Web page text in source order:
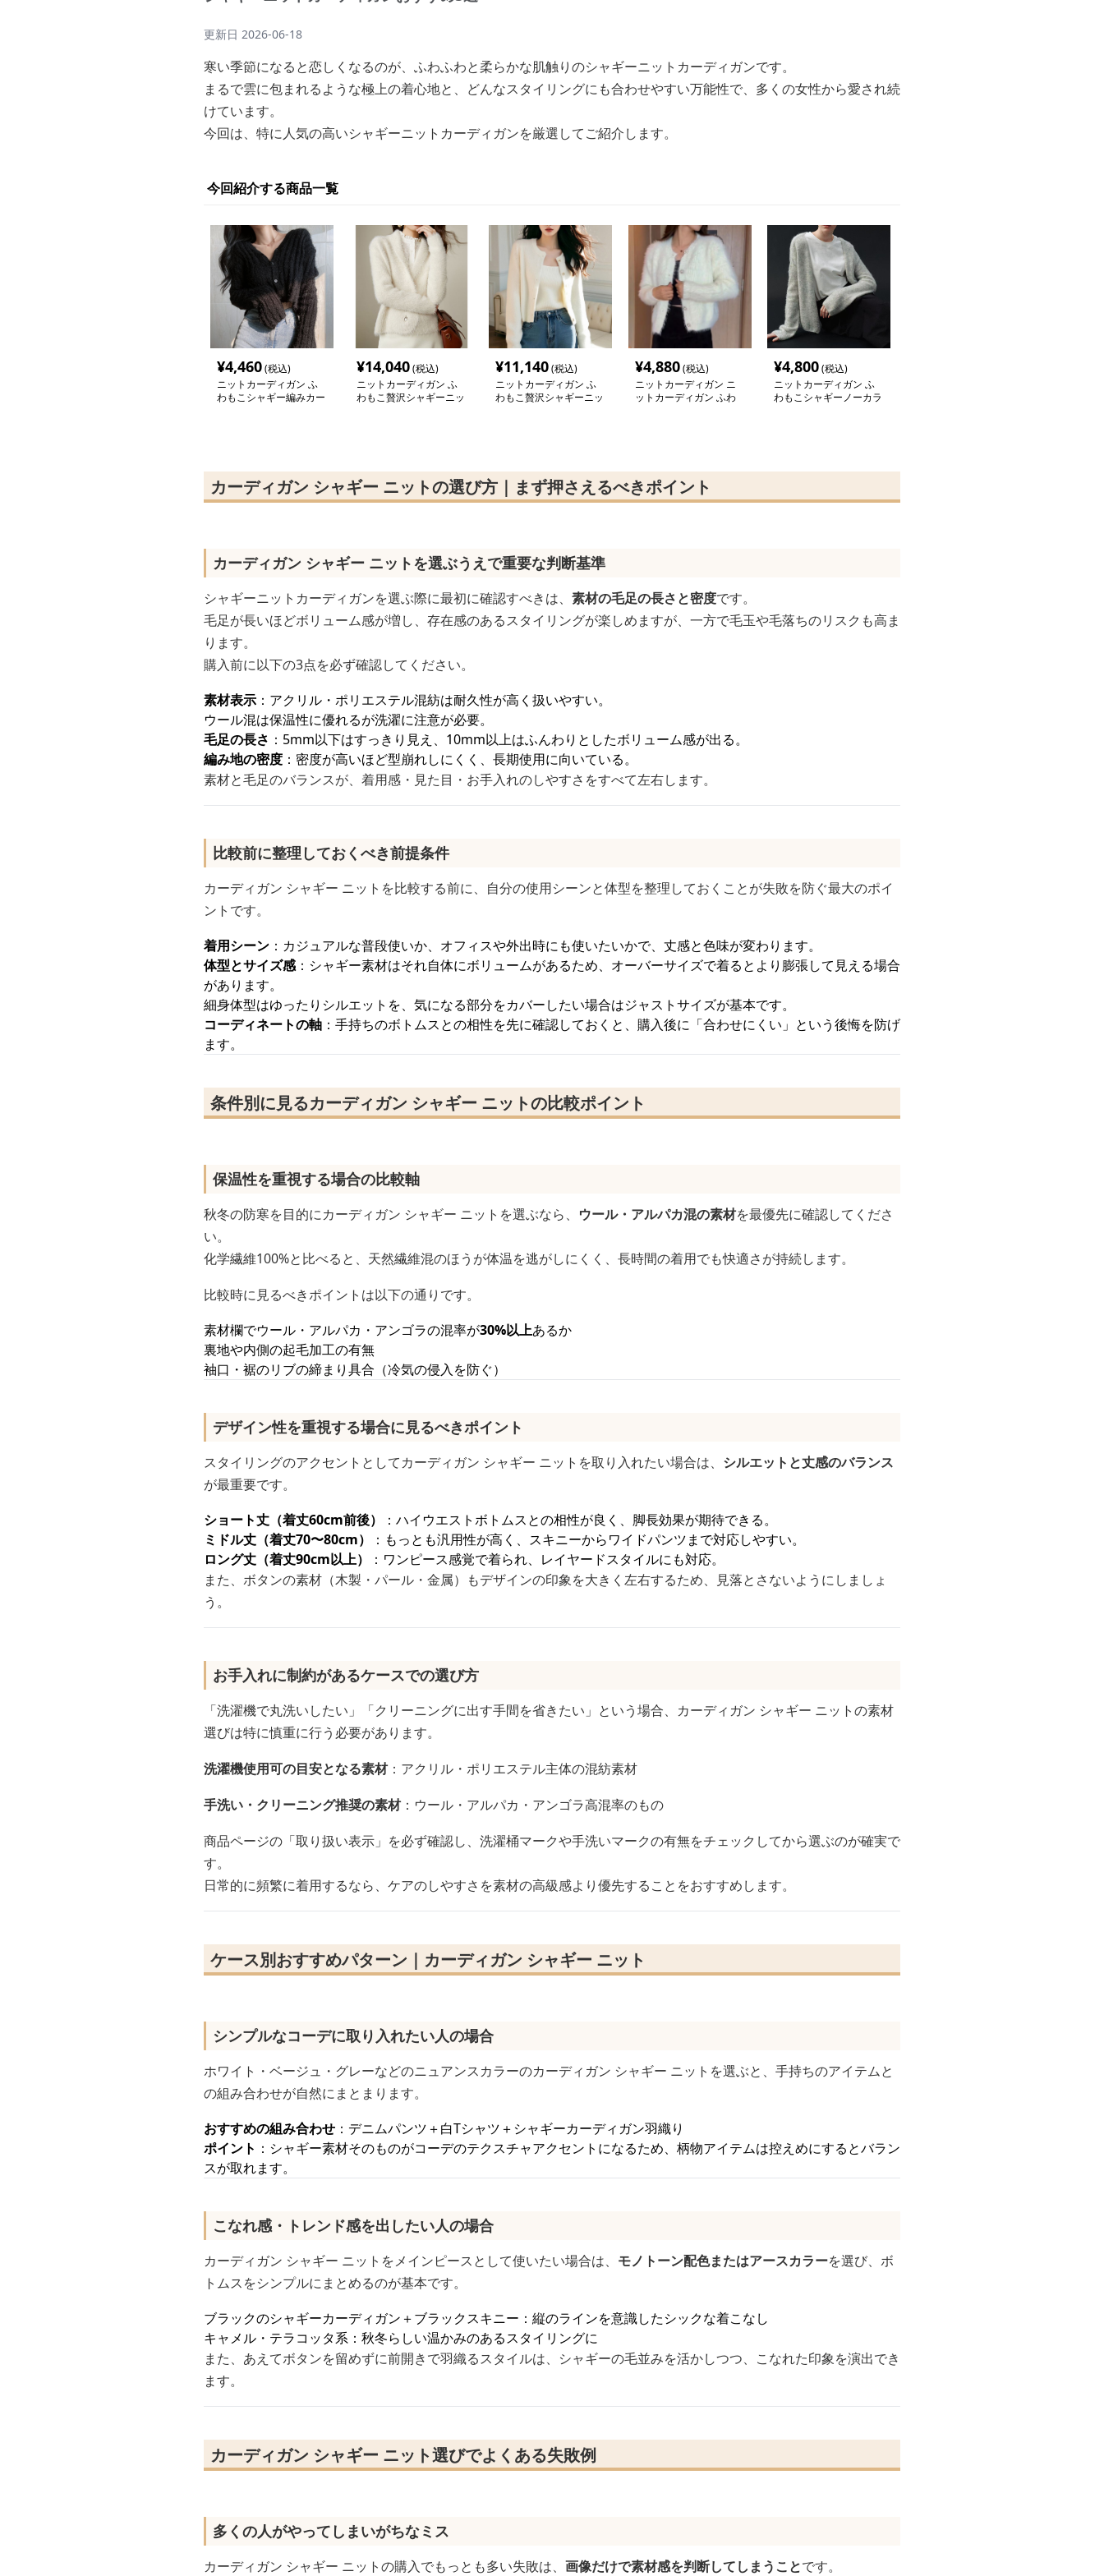
更新日 2026-06-18
寒い季節になると恋しくなるのが、ふわふわと柔らかな肌触りのシャギーニットカーディガンです。
まるで雲に包まれるような極上の着心地と、どんなスタイリングにも合わせやすい万能性で、多くの女性から愛され続
けています。
今回は、特に人気の高いシャギーニットカーディガンを厳選してご紹介します。
今回紹介する商品一覧
¥4,460(税込)
ニットカーディガン ふ
わもこシャギー編みカー
¥14,040(税込)
ニットカーディガン ふ
わもこ贅沢シャギーニッ
¥11,140(税込)
ニットカーディガン ふ
わもこ贅沢シャギーニッ
¥4,880(税込)
ニットカーディガン ニ
ットカーディガン ふわ
¥4,800(税込)
ニットカーディガン ふ
わもこシャギーノーカラ
カーディガン シャギー ニットの選び方｜まず押さえるべきポイント
カーディガン シャギー ニットを選ぶうえで重要な判断基準
シャギーニットカーディガンを選ぶ際に最初に確認すべきは、 素材の毛足の長さと密度です。
毛足が長いほどボリューム感が増し、存在感のあるスタイリングが楽しめますが、一方で毛玉や毛落ちのリスクも高ま
ります。
購入前に以下の3点を必ず確認してください。
素材表示 ：アクリル・ポリエステル混紡は耐久性が高く扱いやすい。
ウール混は保温性に優れるが洗濯に注意が必要。
毛足の長さ ：5mm以下はすっきり見え、10mm以上はふんわりとしたボリューム感が出る。
編み地の密度 ：密度が高いほど型崩れしにくく、長期使用に向いている。
素材と毛足のバランスが、着用感・見た目・お手入れのしやすさをすべて左右します。
比較前に整理しておくべき前提条件
カーディガン シャギー ニットを比較する前に、自分の使用シーンと体型を整理しておくことが失敗を防ぐ最大のポイ
ントです。
着用シーン ：カジュアルな普段使いか、オフィスや外出時にも使いたいかで、丈感と色味が変わります。
体型とサイズ感：シャギー素材はそれ自体にボリュームがあるため、オーバーサイズで着るとより膨張して見える場合
があります。
細身体型はゆったりシルエットを、気になる部分をカバーしたい場合はジャストサイズが基本です。
コーディネートの軸 ：手持ちのボトムスとの相性を先に確認しておくと、購入後に「合わせにくい」という後悔を防げ
ます。
条件別に見るカーディガン シャギー ニットの比較ポイント
保温性を重視する場合の比較軸
秋冬の防寒を目的にカーディガン シャギー ニットを選ぶなら、 ウール・アルパカ混の素材を最優先に確認してくださ
い。
化学繊維100%と比べると、天然繊維混のほうが体温を逃がしにくく、長時間の着用でも快適さが持続します。
比較時に見るべきポイントは以下の通りです。
素材欄でウール・アルパカ・アンゴラの混率が30%以上あるか
裏地や内側の起毛加工の有無
袖口・裾のリブの締まり具合（冷気の侵入を防ぐ）
デザイン性を重視する場合に見るべきポイント
スタイリングのアクセントとしてカーディガン シャギー ニットを取り入れたい場合は、 シルエットと丈感のバランス
が最重要です。
ショート丈（着丈60cm前後）
：ハイウエストボトムスとの相性が良く、脚長効果が期待できる。
ミドル丈（着丈70〜80cm）
：もっとも汎用性が高く、スキニーからワイドパンツまで対応しやすい。
ロング丈（着丈90cm以上）
：ワンピース感覚で着られ、レイヤードスタイルにも対応。
また、ボタンの素材（木製・パール・金属）もデザインの印象を大きく左右するため、見落とさないようにしましょ
う。
お手入れに制約があるケースでの選び方
「洗濯機で丸洗いしたい」「クリーニングに出す手間を省きたい」という場合、カーディガン シャギー ニットの素材
選びは特に慎重に行う必要があります。
洗濯機使用可の目安となる素材：アクリル・ポリエステル主体の混紡素材
手洗い・クリーニング推奨の素材：ウール・アルパカ・アンゴラ高混率のもの
商品ページの「取り扱い表示」を必ず確認し、洗濯桶マークや手洗いマークの有無をチェックしてから選ぶのが確実で
す。
日常的に頻繁に着用するなら、ケアのしやすさを素材の高級感より優先することをおすすめします。
ケース別おすすめパターン｜カーディガン シャギー ニット
シンプルなコーデに取り入れたい人の場合
ホワイト・ベージュ・グレーなどのニュアンスカラーのカーディガン シャギー ニットを選ぶと、手持ちのアイテムと
の組み合わせが自然にまとまります。
おすすめの組み合わせ ：デニムパンツ＋白Tシャツ＋シャギーカーディガン羽織り
ポイント ：シャギー素材そのものがコーデのテクスチャアクセントになるため、柄物アイテムは控えめにするとバラン
スが取れます。
こなれ感・トレンド感を出したい人の場合
カーディガン シャギー ニットをメインピースとして使いたい場合は、 モノトーン配色またはアースカラーを選び、ボ
トムスをシンプルにまとめるのが基本です。
ブラックのシャギーカーディガン＋ブラックスキニー：縦のラインを意識したシックな着こなし
キャメル・テラコッタ系：秋冬らしい温かみのあるスタイリングに
また、あえてボタンを留めずに前開きで羽織るスタイルは、シャギーの毛並みを活かしつつ、こなれた印象を演出でき
ます。
カーディガン シャギー ニット選びでよくある失敗例
多くの人がやってしまいがちなミス
カーディガン シャギー ニットの購入でもっとも多い失敗は、 画像だけで素材感を判断してしまうことです。